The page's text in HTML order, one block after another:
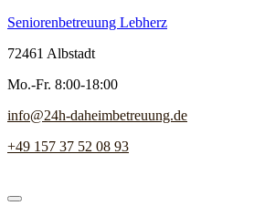
Seniorenbetreuung Lebherz
72461 Albstadt
Mo.-Fr. 8:00-18:00
info@24h-daheimbetreuung.de
+49 157 37 52 08 93